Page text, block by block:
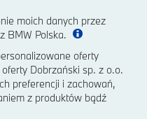
moich danych przez
BMW Polska.
oferty
Dobrzański sp. z o.o.
preferencji i zachowań,
z produktów bądź